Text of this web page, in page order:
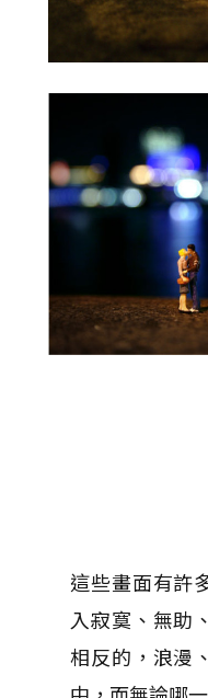
這些畫面有許
入寂寞、無助
相反的，浪漫